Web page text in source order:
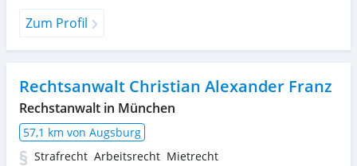
Zum Profil
Rechtsanwalt Christian Alexander Franz
Rechstanwalt in München
57,1 km von Augsburg
Strafrecht Arbeitsrecht Mietrecht